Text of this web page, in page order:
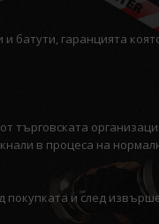
батути, гаранцията
търговската
в процеса на
покупката и след